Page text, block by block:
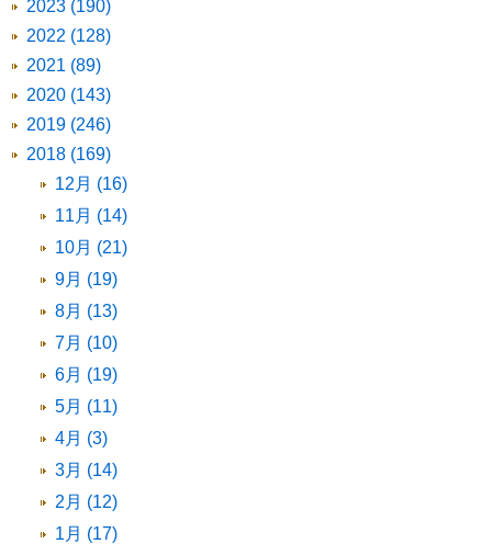
2023 (190)
2022 (128)
2021 (89)
2020 (143)
2019 (246)
2018 (169)
12月 (16)
11月 (14)
10月 (21)
9月 (19)
8月 (13)
7月 (10)
6月 (19)
5月 (11)
4月 (3)
3月 (14)
2月 (12)
1月 (17)